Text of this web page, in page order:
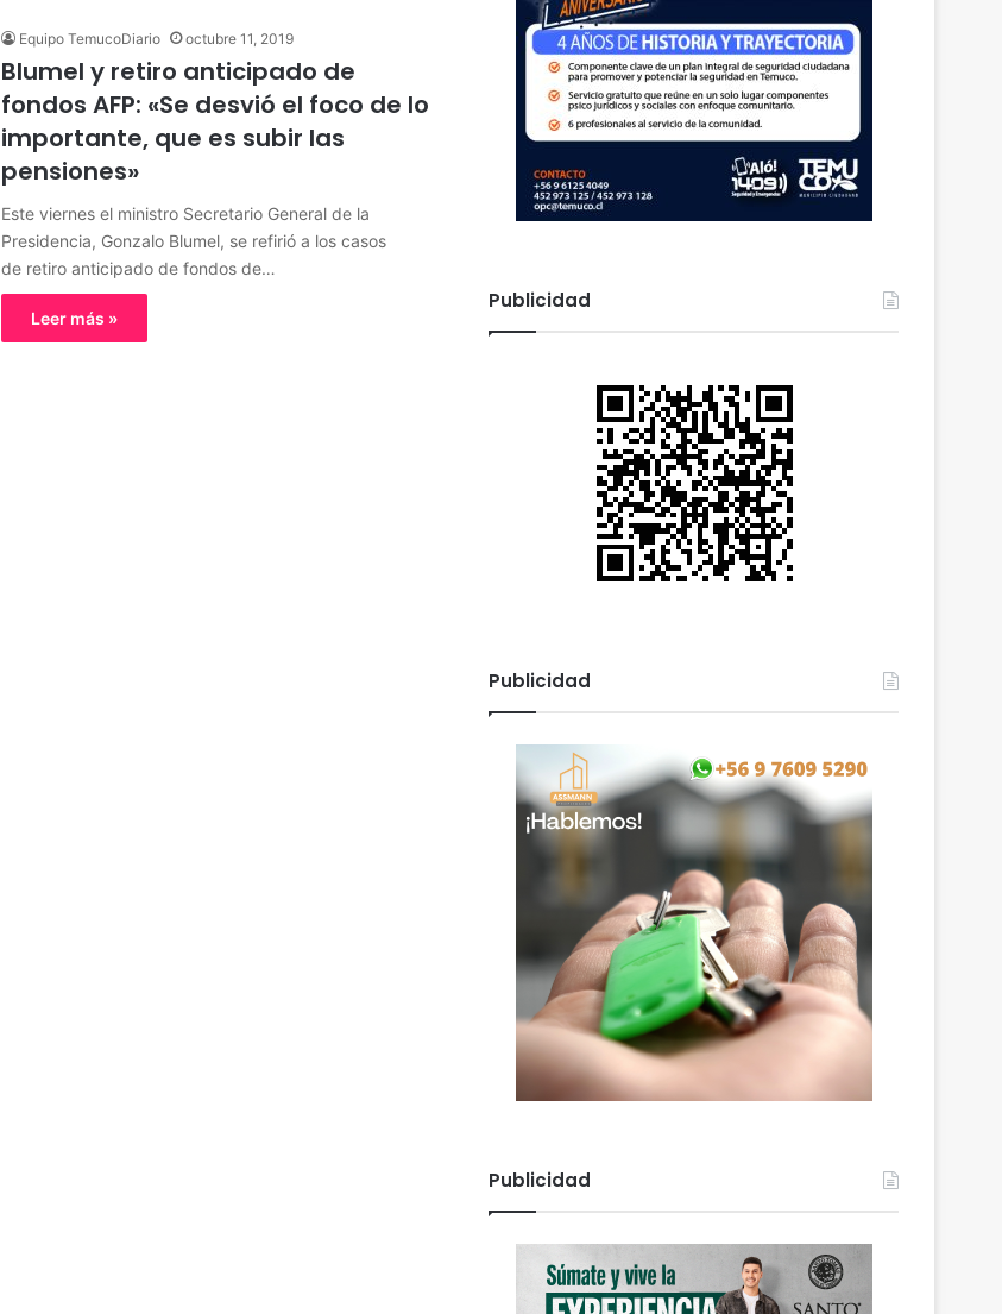
Equipo TemucoDiario octubre 11, 2019
Blumel y retiro anticipado de
fondos AFP: «Se desvió el foco de lo
importante, que es subir las
pensiones»
Este viernes el ministro Secretario General de la
Presidencia, Gonzalo Blumel, se refirió a los casos
de retiro anticipado de fondos de…
Leer más »
Publicidad
Publicidad
Publicidad